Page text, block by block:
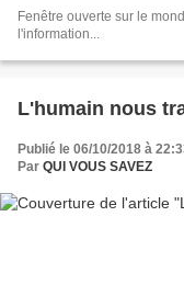
Fenêtre ouverte sur le
l'information...
L'humain nous
Publié le 06/10/2018 à
Par QUI VOUS SAVEZ